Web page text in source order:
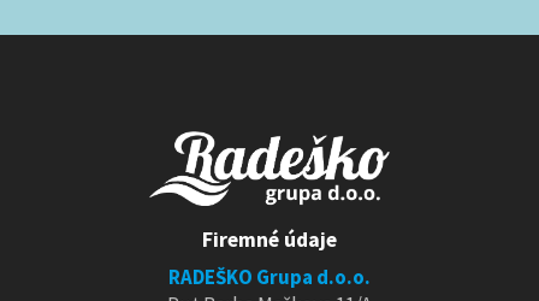
Firemné údaje
RADEŠKO Grupa d.o.o.